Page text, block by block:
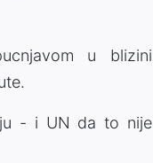
u blizini
- i UN da to nije